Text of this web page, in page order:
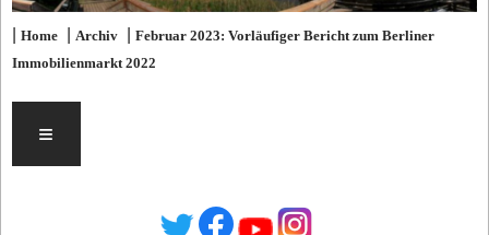
|Home |Archiv |Februar 2023: Vorläufiger Bericht zum Berliner
Immobilienmarkt 2022
≡